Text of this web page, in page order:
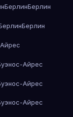
БерлинБерлин
Берлин
Айрес
Айрес
Айрес